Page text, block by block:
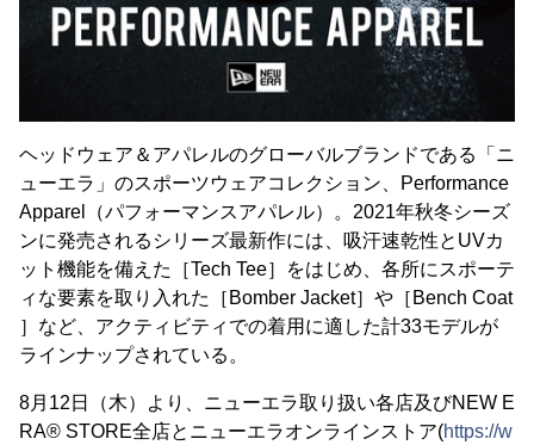
ヘッドウェア＆アパレルのグローバルブランドである「ニ
ューエラ」のスポーツウェアコレクション、Performance
Apparel（パフォーマンスアパレル）。2021年秋冬シーズ
ンに発売されるシリーズ最新作には、吸汗速乾性とUVカ
ット機能を備えた［Tech Tee］をはじめ、各所にスポーテ
ィな要素を取り入れた［Bomber Jacket］や［Bench Coat
］など、アクティビティでの着用に適した計33モデルが
ラインナップされている。
8月12日（木）より、ニューエラ取り扱い各店及びNEW E
RA® STORE全店とニューエラオンラインストア(https://w